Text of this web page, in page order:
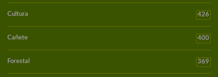
Cultura 426
Cañete 400
Forestal 369